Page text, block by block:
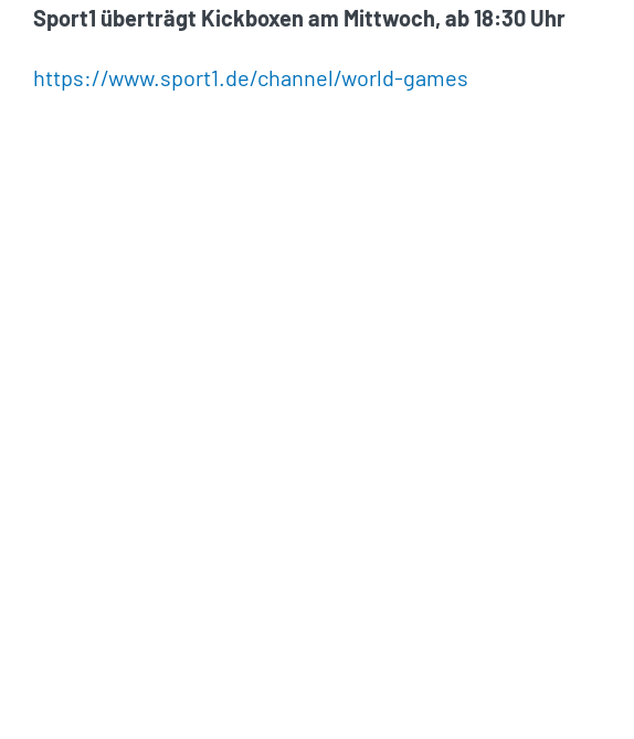
Sport1 überträgt Kickboxen am Mittwoch, ab 18:30 Uhr
https://www.sport1.de/channel/world-games